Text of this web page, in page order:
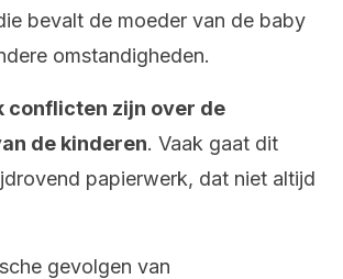
bevalt de moeder van de baby
omstandigheden.
conflicten zijn over de
de kinderen. Vaak gaat dit
papierwerk, dat niet altijd
gevolgen van